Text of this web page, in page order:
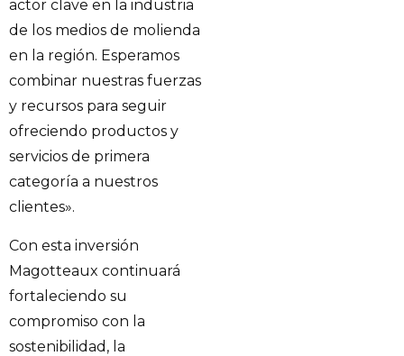
actor clave en la industria
de los medios de molienda
en la región. Esperamos
combinar nuestras fuerzas
y recursos para seguir
ofreciendo productos y
servicios de primera
categoría a nuestros
clientes».
Con esta inversión
Magotteaux continuará
fortaleciendo su
compromiso con la
sostenibilidad, la